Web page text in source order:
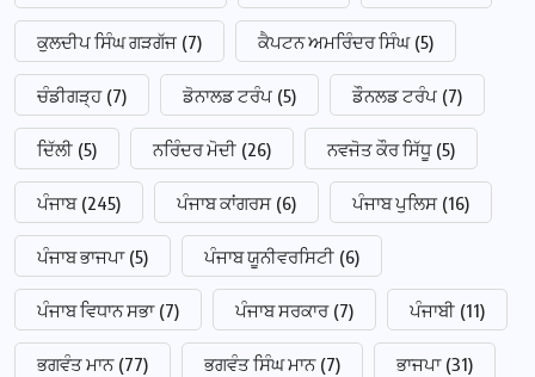
ਕੁਲਦੀਪ ਸਿੰਘ ਗੜਗੱਜ (7) ਕੈਪਟਨ ਅਮਰਿੰਦਰ ਸਿੰਘ (5)
ਚੰਡੀਗੜ੍ਹ (7) ਡੋਨਾਲਡ ਟਰੰਪ (5) ਡੌਨਲਡ ਟਰੰਪ (7)
ਦਿੱਲੀ (5) ਨਰਿੰਦਰ ਮੋਦੀ (26) ਨਵਜੋਤ ਕੌਰ ਸਿੱਧੂ (5)
ਪੰਜਾਬ (245) ਪੰਜਾਬ ਕਾਂਗਰਸ (6) ਪੰਜਾਬ ਪੁਲਿਸ (16)
ਪੰਜਾਬ ਭਾਜਪਾ (5) ਪੰਜਾਬ ਯੂਨੀਵਰਸਿਟੀ (6)
ਪੰਜਾਬ ਵਿਧਾਨ ਸਭਾ (7) ਪੰਜਾਬ ਸਰਕਾਰ (7) ਪੰਜਾਬੀ (11)
ਭਗਵੰਤ ਮਾਨ (77) ਭਗਵੰਤ ਸਿੰਘ ਮਾਨ (7) ਭਾਜਪਾ (31)